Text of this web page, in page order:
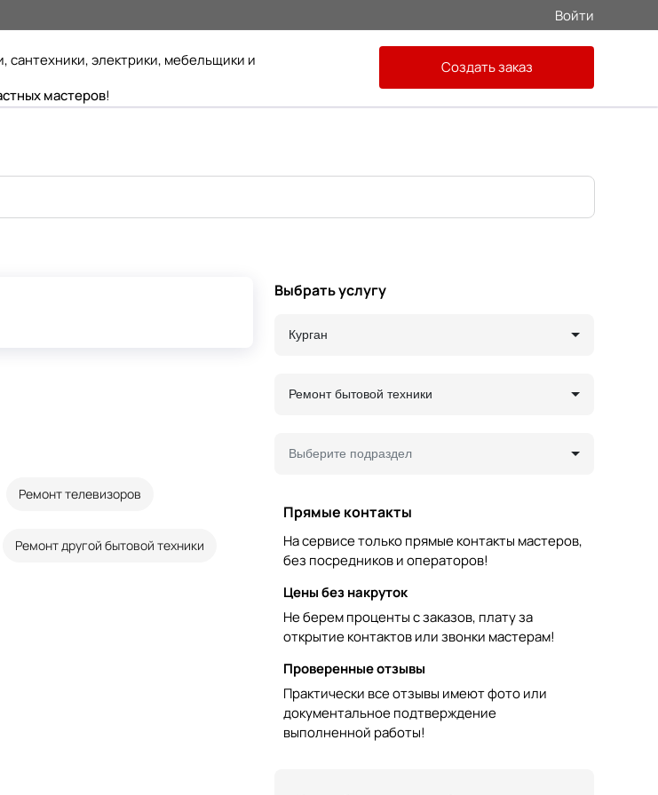
Войти
сантехники, электрики, мебельщики и
мастеров!
Создать заказ
Ремонт телевизоров
Ремонт другой бытовой техники
Выбрать услугу
Курган
Ремонт бытовой техники
Выберите подраздел
Прямые контакты
На сервисе только прямые контакты мастеров,
без посредников и операторов!
Цены без накруток
Не берем проценты с заказов, плату за
открытие контактов или звонки мастерам!
Проверенные отзывы
Практически все отзывы имеют фото или
документальное подтверждение
выполненной работы!